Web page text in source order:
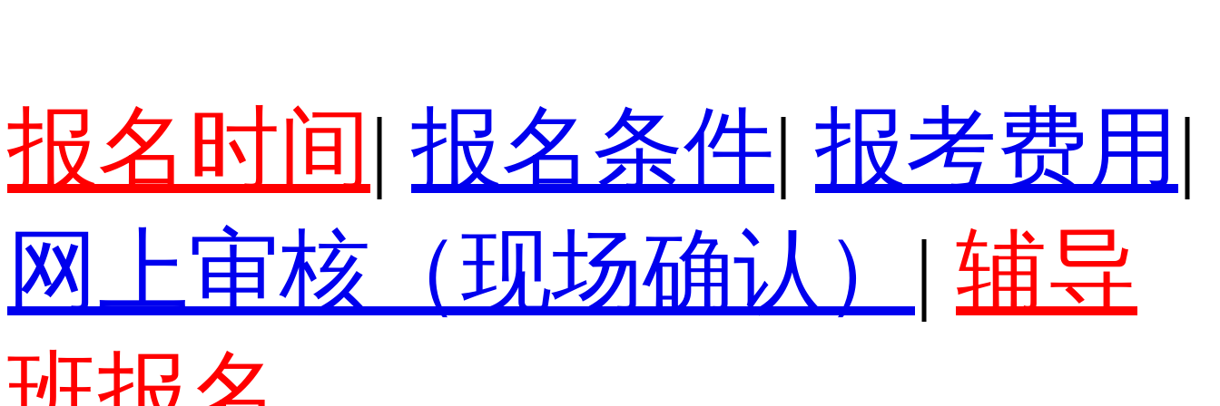
报名时间 | 报名条件| 报考费用 |
网上审核（现场确认） | 辅导